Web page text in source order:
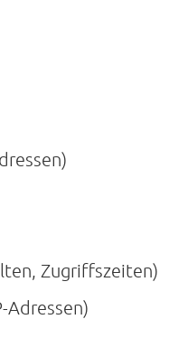
Zugriffszeiten)
Adressen)